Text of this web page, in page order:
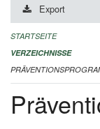
DURCHFÜHRUNG
IMPRESSUM
Export
STARTSEITE
VERZEICHNISSE